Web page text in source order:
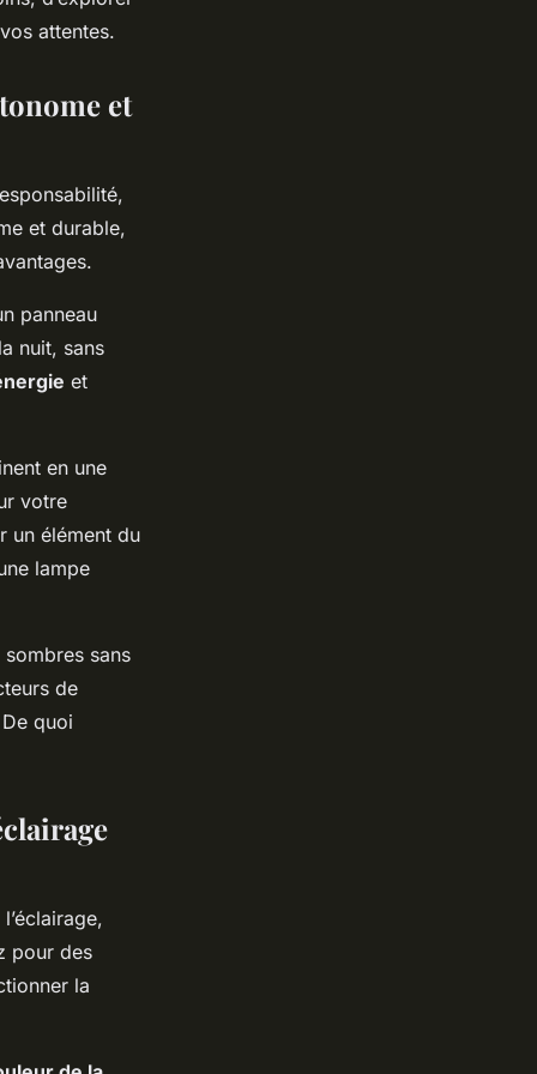
attentes.
et
et durable,
panneau
nuit, sans
et
en une
votre
un élément du
lampe
sans
de
quoi
pour des
la